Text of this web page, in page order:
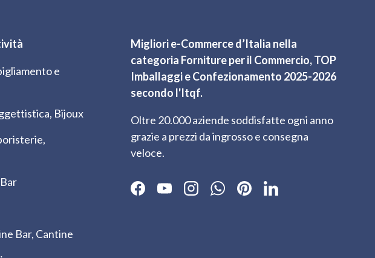
e
Bijoux
Bar, Cantine
Migliori e-Commerce d’Italia nella
categoria Forniture per il Commercio, TOP
Imballaggi e Confezionamento 2025-2026
secondo l'Itqf.
Oltre 20.000 aziende soddisfatte ogni anno
grazie a prezzi da ingrosso e consegna
veloce.
Facebook
YouTubeInstagramWhatsApp
PinterestLinkedIn